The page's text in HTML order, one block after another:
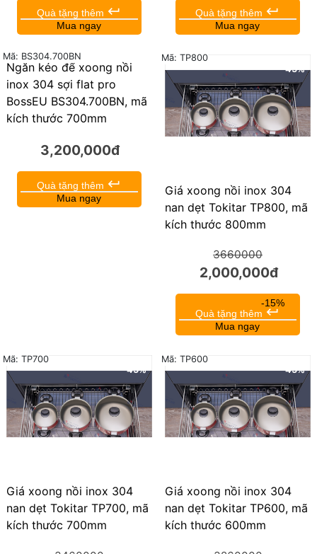
Quà tặng thêm keyboard_return
Mua ngay
Quà tặng thêm keyboard_return
Mua ngay
Ngăn kéo để xoong nồi
inox 304 sợi flat pro
BossEU BS304.700BN, mã
kích thước 700mm
Mã: BS304.700BN
3,200,000đ
Quà tặng thêm keyboard_return
Mua ngay
45%
Giá xoong nồi inox 304
nan dẹt Tokitar TP800, mã
kích thước 800mm
Mã: TP800
3660000
2,000,000đ
-15%
Quà tặng thêm keyboard_return
Mua ngay
45%
Giá xoong nồi inox 304
nan dẹt Tokitar TP700, mã
kích thước 700mm
Mã: TP700
45%
Giá xoong nồi inox 304
nan dẹt Tokitar TP600, mã
kích thước 600mm
Mã: TP600